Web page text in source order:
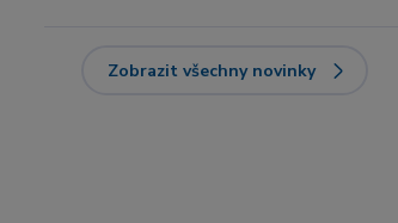
Zobrazit všechny novinky